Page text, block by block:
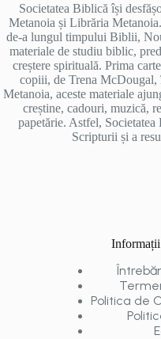
Societatea Biblică își
Metanoia și Librăria
de-a lungul timpului Biblii,
materiale de studiu biblic,
creștere spirituală. Prima
copiii, de Trena
Metanoia, aceste materiale
creștine, cadouri, muzică,
papetărie. Astfel,
Scripturii și a
Politica de